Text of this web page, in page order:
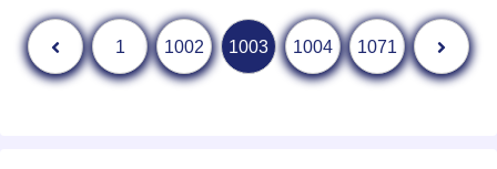
前へ 1 1002 1003 1004 1071 次へ